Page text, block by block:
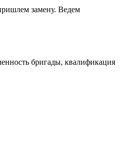
замену. Ведем
бригады, квалификация